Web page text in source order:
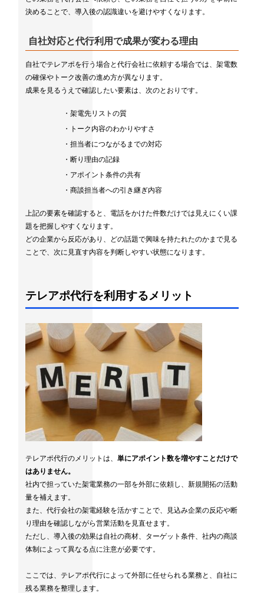
決めることで、導入後の認識違いを避けやすくなります。
自社対応と代行利用で成果が変わる理由
自社でテレアポを行う場合と代行会社に依頼する場合では、架電数
の確保やトーク改善の進め方が異なります。
成果を見るうえで確認したい要素は、次のとおりです。
・架電先リストの質
・トーク内容のわかりやすさ
・担当者につながるまでの対応
・断り理由の記録
・アポイント条件の共有
・商談担当者への引き継ぎ内容
上記の要素を確認すると、電話をかけた件数だけでは見えにくい課
題を把握しやすくなります。
どの企業から反応があり、どの話題で興味を持たれたのかまで見る
ことで、次に見直す内容を判断しやすい状態になります。
テレアポ代行を利用するメリット
テレアポ代行のメリットは、 単にアポイント数を増やすことだけで
はありません。
社内で担っていた架電業務の一部を外部に依頼し、新規開拓の活動
量を補えます。
また、代行会社の架電経験を活かすことで、見込み企業の反応や断
り理由を確認しながら営業活動を見直せます。
ただし、導入後の効果は自社の商材、ターゲット条件、社内の商談
体制によって異なる点に注意が必要です。
ここでは、テレアポ代行によって外部に任せられる業務と、自社に
残る業務を整理します。